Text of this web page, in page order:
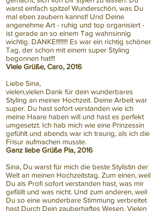
warst einfach spitze! Wunderschön, was Du
mal eben zaubern kannst! Und Deine
angenehme Art - ruhig und top organisiert -
ist gerade an so einem Tag wahnsinnig
wichtig. DANKE!!!!!!!! Es war ein richtig schöner
Tag, der schon mit einem super Styling
begonnen hat!!!
Viele Grüße, Caro, 2016
Liebe Sina,
vielen,vielen Dank für dein wunderbares
Styling an meiner Hochzeit. Deine Arbeit war
super. Du hast sofort verstanden wie ich
meine Haare haben will und hast es perfekt
umgesetzt. Ich hab mich wie eine Prinzessin
gefühlt und abends war ich traurig, als ich die
Frisur aufmachen musste.
Ganz liebe Grüße Pia, 2016
​Sina, Du warst für mich die beste Stylistin der
Welt an meinen Hochzeitstag. Zum einen, weil
Du als Profi sofort verstanden hast, was mir
gefällt und was nicht. Und zum anderen, weil
Du so eine wunderbare Stimmung verbreitet
hast Durch Dein zauberhaftes Wesen. Vielen